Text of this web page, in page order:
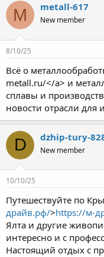
M metall-617
New member
8/10/25
Всё о
metall.ru/</a> и
сплавы и
новости отрасли для
D dzhip-tury-
New member
10/10/25
Путешествуйте по
драйв.рф/>https://м-
Ялта и другие
интересно и с
Настоящий отдых с